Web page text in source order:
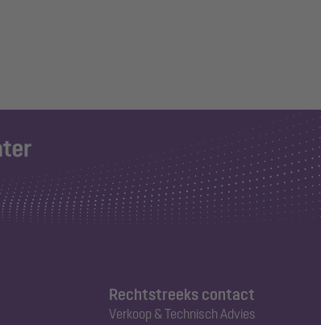
Rechtstreeks contact
Verkoop & Technisch Advies